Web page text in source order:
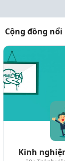
Cộng đồng
Kinh